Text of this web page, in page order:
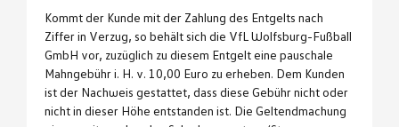
Kommt der Kunde mit der Zahlung des Entgelts nach
Ziffer in Verzug, so behält sich die VfL Wolfsburg-Fußball
GmbH vor, zuzüglich zu diesem Entgelt eine pauschale
Mahngebühr i. H. v. 10,00 Euro zu erheben. Dem Kunden
ist der Nachweis gestattet, dass diese Gebühr nicht oder
nicht in dieser Höhe entstanden ist. Die Geltendmachung